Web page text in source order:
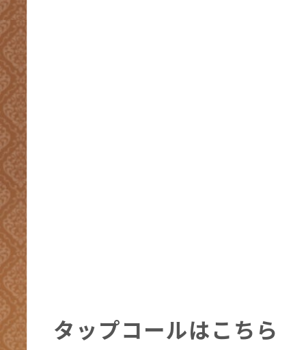
タップコールはこちら